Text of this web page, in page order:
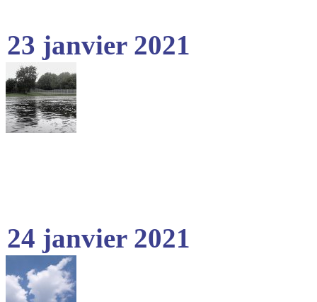
23 janvier 2021
24 janvier 2021